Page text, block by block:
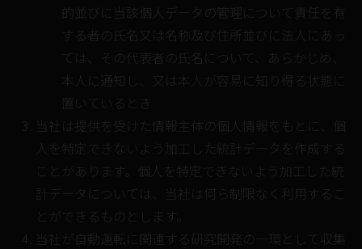
的並びに当該個人データの管理について責任を有
する者の氏名又は名称及び住所並びに法人にあっ
ては、その代表者の氏名について、あらかじめ、
本人に通知し、又は本人が容易に知り得る状態に
置いているとき
当社は提供を受けた情報主体の個人情報をもとに、個
人を特定できないよう加工した統計データを作成する
ことがあります。個人を特定できないよう加工した統
計データについては、当社は何ら制限なく利用するこ
とができるものとします。
当社が自動運転に関連する研究開発の一環として収集